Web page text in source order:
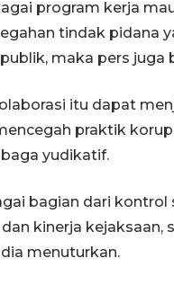
program kerja
tindak pidana
maka pers
itu dapat
praktik
yudikatif.
bagian dari
kinerja
menuturkan.